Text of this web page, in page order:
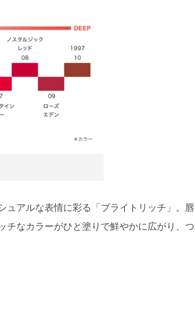
ュアルな表情に彩る「ブライトリッチ」。唇
チなカラーがひと塗りで鮮やかに広がり、つ